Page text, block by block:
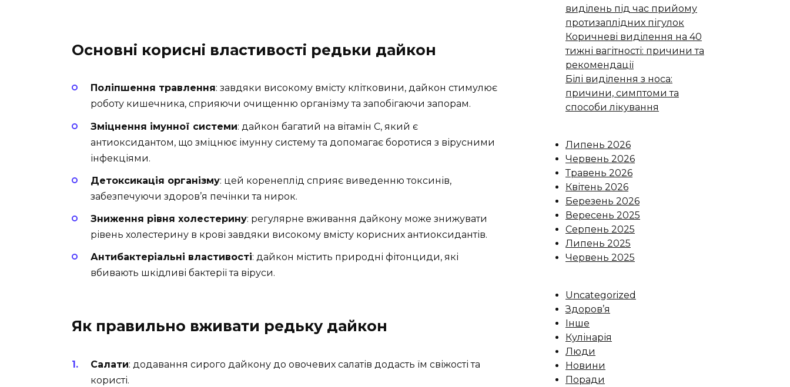
Основні корисні властивості редьки дайкон
Поліпшення травлення: завдяки високому вмісту клітковини, дайкон стимулює
роботу кишечника, сприяючи очищенню організму та запобігаючи запорам.
Зміцнення імунної системи: дайкон багатий на вітамін C, який є
антиоксидантом, що зміцнює імунну систему та допомагає боротися з вірусними
інфекціями.
Детоксикація організму: цей коренеплід сприяє виведенню токсинів,
забезпечуючи здоров’я печінки та нирок.
Зниження рівня холестерину: регулярне вживання дайкону може знижувати
рівень холестерину в крові завдяки високому вмісту корисних антиоксидантів.
Антибактеріальні властивості: дайкон містить природні фітонциди, які
вбивають шкідливі бактерії та віруси.
Як правильно вживати редьку дайкон
Салати: додавання сирого дайкону до овочевих салатів додасть їм свіжості та
користі.
виділень під час прийому
протизаплідних пігулок
Коричневі виділення на 40
тижні вагітності: причини та
рекомендації
Білі виділення з носа:
причини, симптоми та
способи лікування
Липень 2026
Червень 2026
Травень 2026
Квітень 2026
Березень 2026
Вересень 2025
Серпень 2025
Липень 2025
Червень 2025
Uncategorized
Здоров’я
Інше
Кулінарія
Люди
Новини
Поради